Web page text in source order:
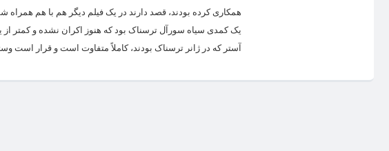
یک کمدی سیاه سورآل ترسناک بود که هنوز اکران نشده و کمتر
آستر که در ژانر ترسناک بودند، کاملاً متفاوت است و قرار است